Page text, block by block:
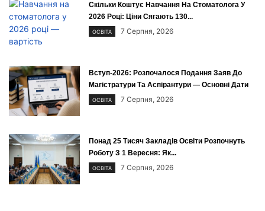
Скільки Коштує Навчання На Стоматолога У
2026 Році: Ціни Сягають 130...
ОСВІТА 7 Серпня, 2026
Вступ-2026: Розпочалося Подання Заяв До
Магістратури Та Аспірантури — Основні Дати
ОСВІТА 7 Серпня, 2026
Понад 25 Тисяч Закладів Освіти Розпочнуть
Роботу З 1 Вересня: Як...
ОСВІТА 7 Серпня, 2026